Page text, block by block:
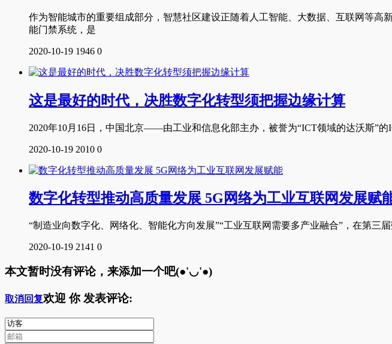
作为智能城市的重要组成部分，智慧社区建设正随着人工智能、大数据、互联网等
能门禁系统，是
2020-10-19 1946 0
这是最好的时代，决胜数字化转型须把握边缘计算
2020年10月16日，中国北京——由工业和信息化部主办，被誉为“ICT领域的达沃斯”的
2020-10-19 2010 0
数字化转型推动高质量发展 5G网络为工业互联网发展赋
“制造业向数字化、网络化、智能化方向发展”“工业互联网需要多产业融合”，在第三
2020-10-19 2141 0
本文暂时没有评论，来添加一个吧(●'◡'●)
取消回复欢迎 你发表评论: